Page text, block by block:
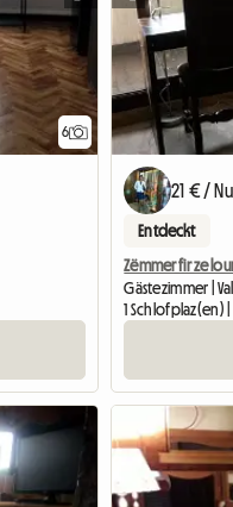
6
21 € /
Entdeckt
Gästezimmer |
1 Schlofplaz(en)